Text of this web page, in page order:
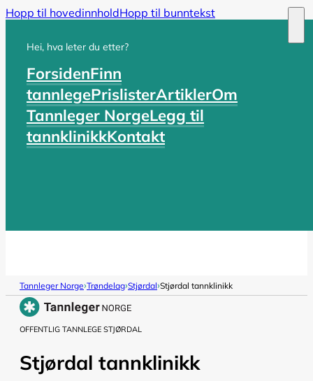
Hopp til hovedinnholdHopp til bunntekst
Hei, hva leter du etter?
ForsidenFinn
tannlegePrislisterArtiklerOm
Tannleger NorgeLegg til
tannklinikkKontakt
Tannleger Norge›Trøndelag›Stjørdal›Stjørdal tannklinikk
OFFENTLIG TANNLEGE STJØRDAL
Stjørdal tannklinikk